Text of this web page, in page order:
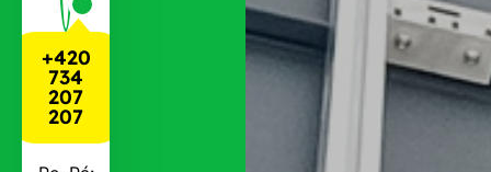
+420
734
207
207